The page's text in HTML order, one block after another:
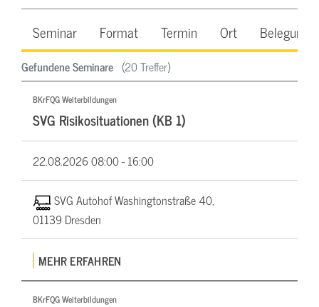
Gefundene Seminare (20 Treffer)
Seminar Format Termin Ort Belegung
BKrFQG Weiterbildungen
SVG Risikosituationen (KB 1)
22.08.202608:00 - 16:00
SVG Autohof Washingtonstraße 40,
01139 Dresden
MEHR ERFAHREN
BKrFQG Weiterbildungen